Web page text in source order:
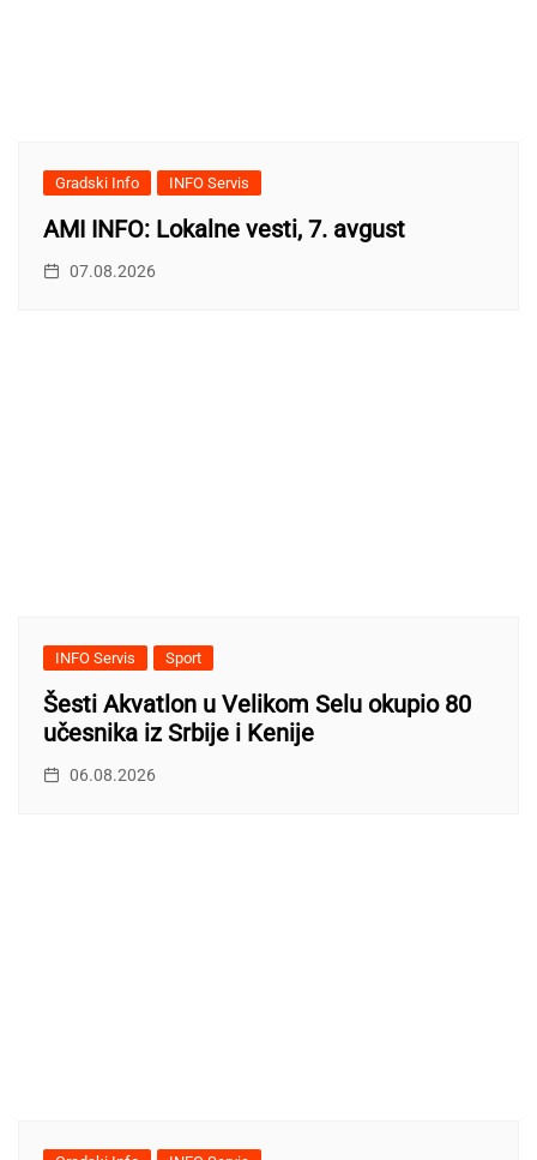
Gradski Info INFO Servis
AMI INFO: Lokalne vesti, 7. avgust
07.08.2026
INFO Servis Sport
Šesti Akvatlon u Velikom Selu okupio 80
učesnika iz Srbije i Kenije
06.08.2026